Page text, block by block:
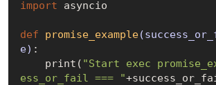
import asyncio
def promise_example
e) :
    print(
"Start exec
ess_or_fail === "